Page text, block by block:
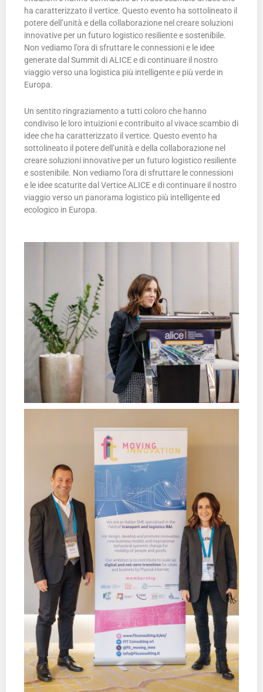
ha caratterizzato il vertice. Questo evento ha sottolineato il
potere dell’unità e della collaborazione nel creare soluzioni
innovative per un futuro logistico resiliente e sostenibile.
Non vediamo l’ora di sfruttare le connessioni e le idee
generate dal Summit di ALICE e di continuare il nostro
viaggio verso una logistica più intelligente e più verde in
Europa.
Un sentito ringraziamento a tutti coloro che hanno
condiviso le loro intuizioni e contribuito al vivace scambio di
idee che ha caratterizzato il vertice. Questo evento ha
sottolineato il potere dell’unità e della collaborazione nel
creare soluzioni innovative per un futuro logistico resiliente
e sostenibile. Non vediamo l’ora di sfruttare le connessioni
e le idee scaturite dal Vertice ALICE e di continuare il nostro
viaggio verso un panorama logistico più intelligente ed
ecologico in Europa.